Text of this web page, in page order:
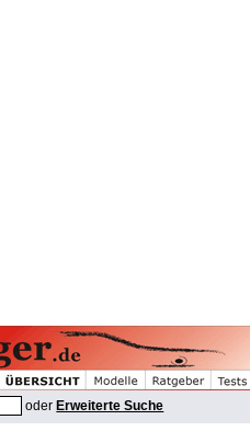
oder Erweiterte Suche